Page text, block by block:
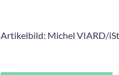
Artikelbild: Michel VIARD/